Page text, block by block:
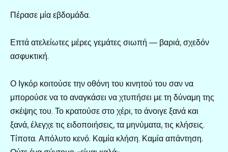
Πέρασε μία εβδομάδα.
Επτά ατελείωτες μέρες γεμάτες σιωπή — βαριά, σχεδόν
ασφυκτική.
Ο Ιγκόρ κοιτούσε την οθόνη του κινητού του σαν να
μπορούσε να το αναγκάσει να χτυπήσει με τη δύναμη της
σκέψης του. Το κρατούσε στο χέρι, το άνοιγε ξανά και
ξανά, έλεγχε τις ειδοποιήσεις, τα μηνύματα, τις κλήσεις.
Τίποτα. Απόλυτο κενό. Καμία κλήση. Καμία απάντηση.